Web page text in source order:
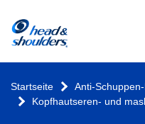
Startseite
Anti-
Kopfhautseren- und